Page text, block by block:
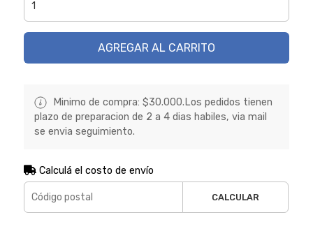
AGREGAR AL CARRITO
Minimo de compra: $30.000.Los pedidos tienen
plazo de preparacion de 2 a 4 dias habiles, via mail
se envia seguimiento.
Calculá el costo de envío
CALCULAR